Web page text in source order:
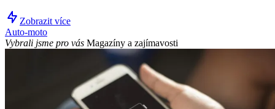
Zobrazit více
Auto-moto
Vybrali jsme pro vás Magazíny a zajímavosti